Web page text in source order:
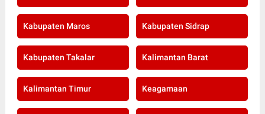
Kabupaten Maros Kabupaten Sidrap
Kabupaten Takalar Kalimantan Barat
Kalimantan Timur Keagamaan